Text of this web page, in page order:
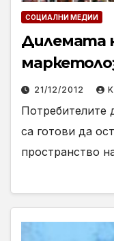
СОЦИАЛНИ МЕДИИ
Дилемата
21/12/2012
Потребителите
са готови да
пространство